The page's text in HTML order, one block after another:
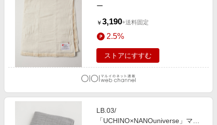
ー
￥ 3,190+送料固定
2.5%
ストアにすすむ
LB.03/
「UCHINO×NANOuniverse」マシ